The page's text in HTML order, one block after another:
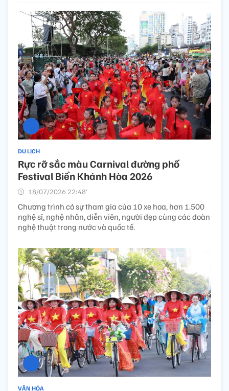
DU LỊCH
Rực rỡ sắc màu Carnival đường phố
Festival Biển Khánh Hòa 2026
18/07/2026 22:48’
Chương trình có sự tham gia của 10 xe hoa, hơn 1.500
nghệ sĩ, nghệ nhân, diễn viên, người đẹp cùng các đoàn
nghệ thuật trong nước và quốc tế.
VĂN HÓA